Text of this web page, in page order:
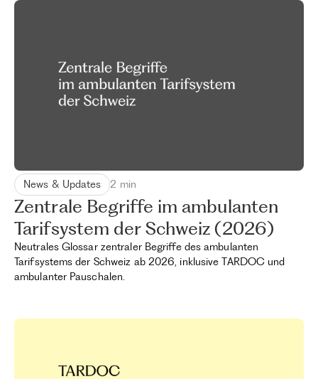
News & Updates 2 min
Zentrale Begriffe im ambulanten
Tarifsystem der Schweiz (2026)
Neutrales Glossar zentraler Begriffe des ambulanten
Tarifsystems der Schweiz ab 2026, inklusive TARDOC und
ambulanter Pauschalen.